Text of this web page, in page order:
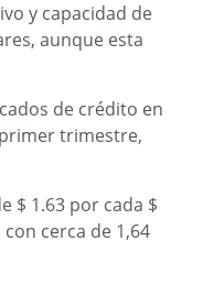
y capacidad de
aunque esta
de crédito en
trimestre,
$ 1.63 por cada $
cerca de 1,64